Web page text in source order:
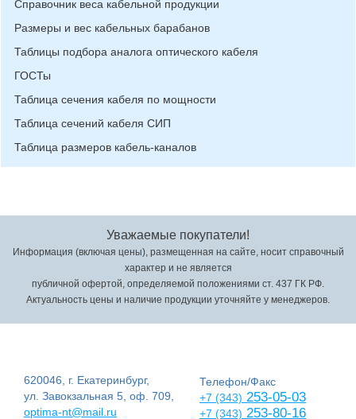
Справочник веса кабельной продукции
Размеры и вес кабельных барабанов
Таблицы подбора аналога оптического кабеля
ГОСТы
Таблица сечения кабеля по мощности
Таблица сечений кабеля СИП
Таблица размеров кабель-каналов
Уважаемые покупатели!
Информация (включая цены), размещенная на сайте, носит справочный
характер и не является
публичной офертой, определяемой положениями ст. 437 ГК РФ.
Актуальность цены и наличие продукции уточняйте у менеджеров.
620046, г. Екатеринбург,
ул. Завокзальная 5, оф. 709,
optima-nt@mail.ru
Телефон/Факс
+7 (343) 253-05-03
+7 (343) 253-80-16